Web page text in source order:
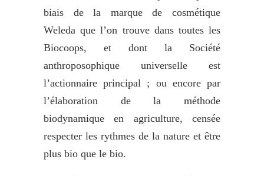
biais de la marque de cosmétique
Weleda que l’on trouve dans toutes les
Biocoops, et dont la Société
anthroposophique universelle est
l’actionnaire principal ; ou encore par
l’élaboration de la méthode
biodynamique en agriculture, censée
respecter les rythmes de la nature et être
plus bio que le bio.